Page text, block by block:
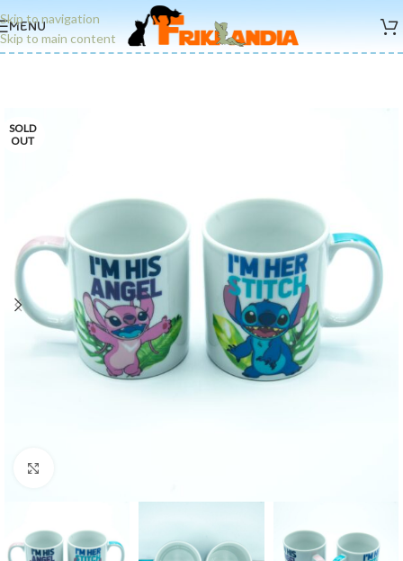
Skip to navigation
Skip to main content
MENU
SOLD
OUT